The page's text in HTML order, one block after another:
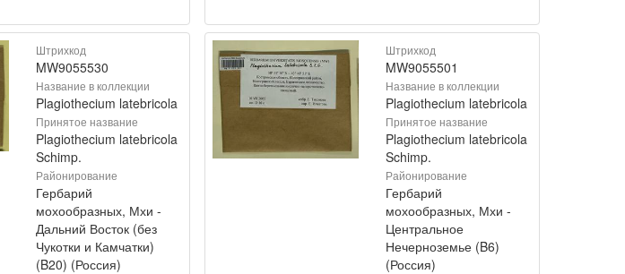
Штрихкод
MW9055530
Название в коллекции
Plagiothecium latebricola
Принятое название
Plagiothecium latebricola
Schimp.
Районирование
Гербарий
мохообразных, Мхи -
Дальний Восток (без
Чукотки и Камчатки)
(B20) (Россия)
Штрихкод
MW9055501
Название в коллекции
Plagiothecium latebricola
Принятое название
Plagiothecium latebricola
Schimp.
Районирование
Гербарий
мохообразных, Мхи -
Центральное
Нечерноземье (B6)
(Россия)